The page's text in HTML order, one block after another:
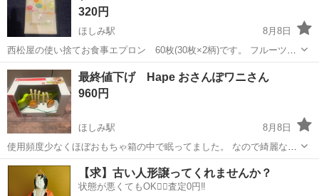
320円
ほしみ駅
8月8日
西松屋の使い捨てお食事エプロン 60枚(30枚×2柄)です。 フルーツ柄
の新品未開封です。
北海道 札幌市 ほしみ駅 マタニティ用品 エプロン
最終値下げ Hape おさんぽワニさん
960円
ほしみ駅
8月8日
使用頻度少なくほぼおもちゃ箱の中で眠ってました。 なので綺麗な方
だと思います。 顔の一部に凹みがあります画像5で確認お願いしま
す。 木製のワニが動くたびに体をくねらせる、子供の歩行を促すプル
トイです。 楽天市場で4500円程...
北海道 札幌市 ほしみ駅 ベビー用品
【求】古い人形譲ってくれませんか？
状態が悪くてもOK🙆‍♀️査定0円‼️